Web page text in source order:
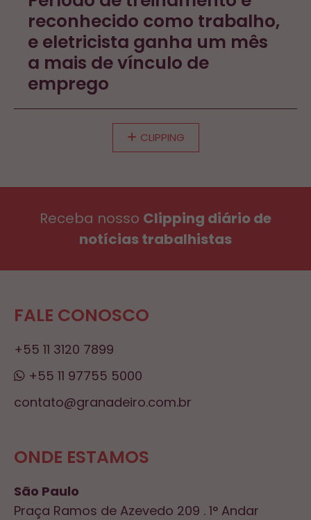
reconhecido como trabalho,
e eletricista ganha um mês
a mais de vínculo de
emprego
CLIPPING
Receba nosso Clipping diário de
notícias trabalhistas
FALE CONOSCO
+55 11 3120 7899
+55 11 97755 5000
contato@granadeiro.com.br
ONDE ESTAMOS
São Paulo
Praça Ramos de Azevedo 209 . 1° Andar